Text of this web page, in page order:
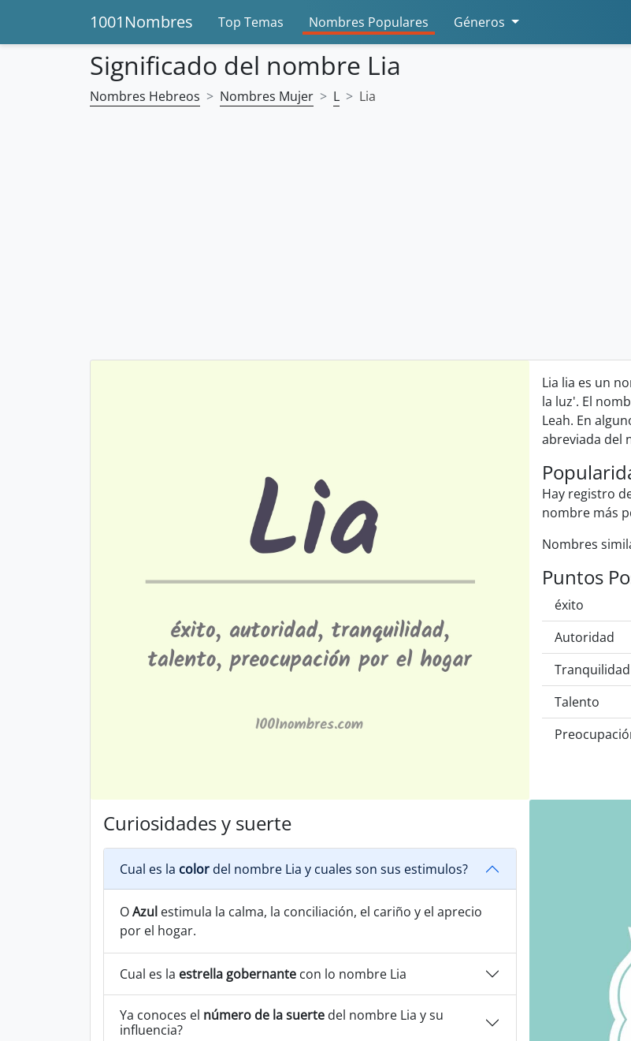
1001Nombres Top Temas Nombres Populares Géneros
Significado del nombre Lia
Nombres Hebreos Nombres Mujer L Lia
Lia lia es un
la luz'. El
Leah. En
abreviada del
Hay registro
nombre más
Nombres
Puntos
éxito
Autoridad
Tranquilidad
Talento
Curiosidades y suerte
Cual es la color del nombre Lia y cuales son sus estimulos?
OAzul estimula la calma, la conciliación, el cariño y el aprecio
por el hogar.
Cual es la estrella gobernante con lo nombre Lia
Ya conoces el número de la suerte del nombre Lia y su
influencia?